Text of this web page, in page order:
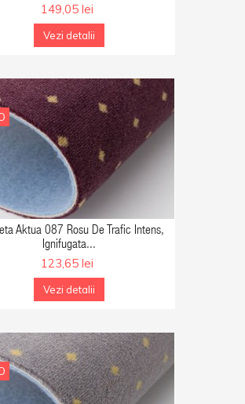
149,05 lei
Vezi detalii
Aktua 087 Rosu De Trafic Intens,
Ignifugata...
123,65 lei
Vezi detalii